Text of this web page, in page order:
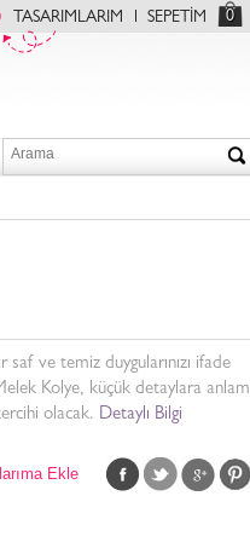
TASARIMLARIM SEPETİM 0
saf ve temiz duygularınızı ifade
Kolye, küçük detaylara anlam
olacak. Detaylı Bilgi
Ekle